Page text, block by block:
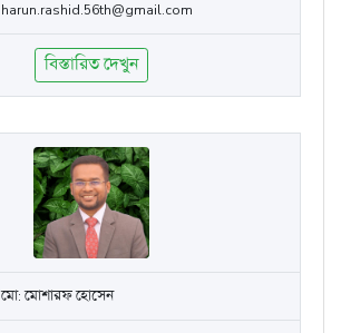
harun.rashid.56th@gmail.com
বিস্তারিত দেখুন
মো: মোশারফ হোসেন